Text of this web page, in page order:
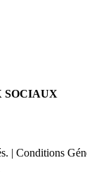
SOCIAUX
| Conditions